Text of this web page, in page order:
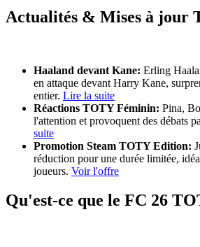
Actualités & Mises à jour
Haaland devant Kane: Erling
en attaque devant Harry Kane,
entier. Lire la suite
Réactions TOTY Féminin: Pina,
l'attention et provoquent des débats
suite
Promotion Steam TOTY Edition:
réduction pour une durée limitée,
joueurs. Voir l'offre
Qu'est-ce que le FC 26